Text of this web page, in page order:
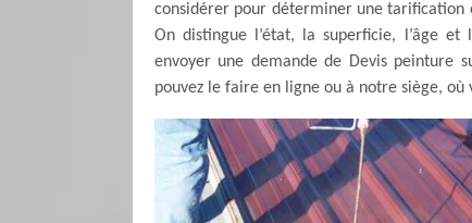
considérer pour déterminer une tarification
On distingue l’état, la superficie, l’âge
envoyer une demande de Devis peinture
pouvez le faire en ligne ou à notre siège,